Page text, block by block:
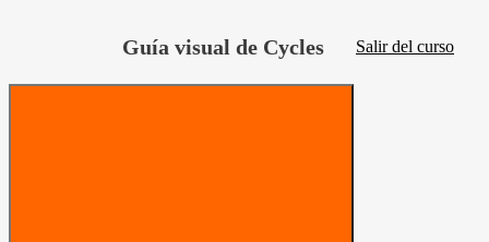
Guía visual de Cycles Salir del curso